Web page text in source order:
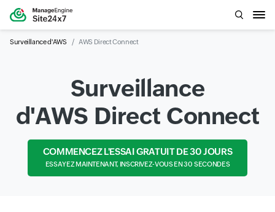
Surveillance d'AWS AWS Direct Connect
Surveillance
d'AWS Direct Connect
COMMENCEZ L'ESSAI GRATUIT DE 30 JOURS
ESSAYEZ MAINTENANT, INSCRIVEZ-VOUS EN 30 SECONDES